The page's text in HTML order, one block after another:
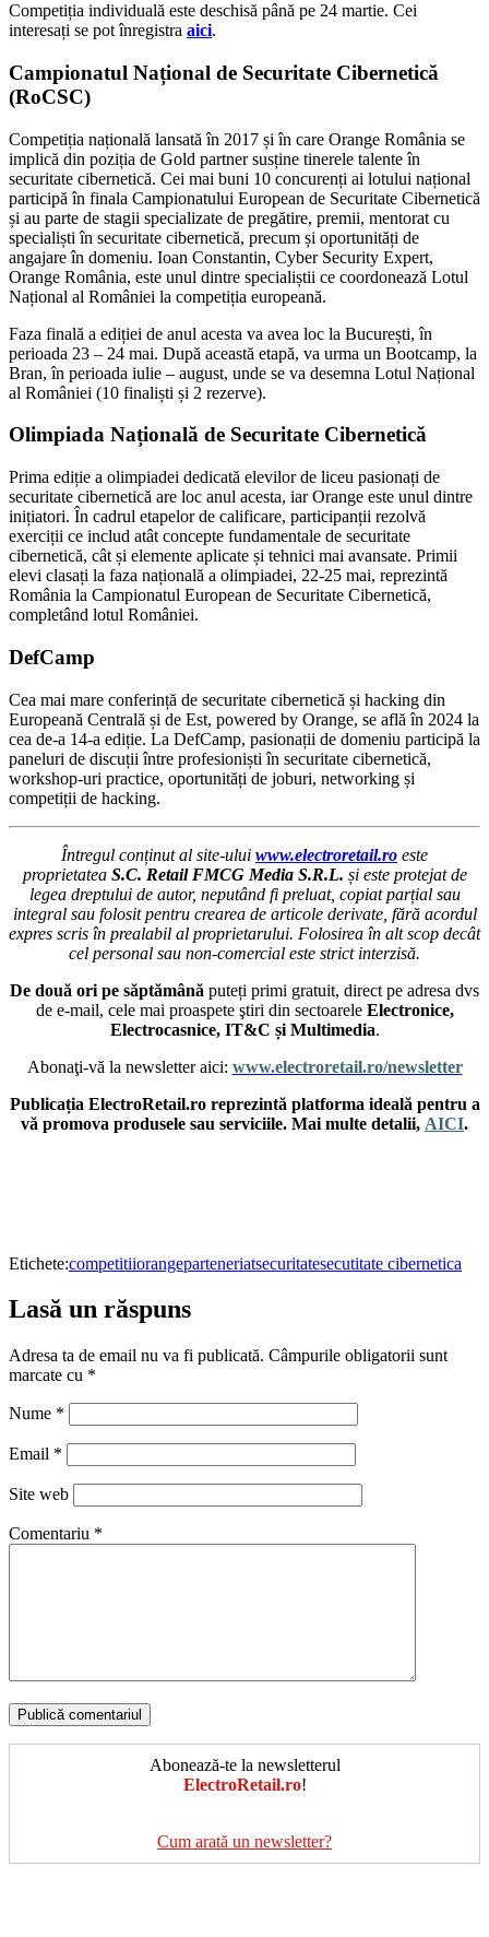
Competiția individuală este deschisă până pe 24 martie. Cei
interesați se pot înregistra aici.
Campionatul Național de Securitate Cibernetică
(RoCSC)
Competiția națională lansată în 2017 și în care Orange România se
implică din poziția de Gold partner susține tinerele talente în
securitate cibernetică. Cei mai buni 10 concurenți ai lotului național
participă în finala Campionatului European de Securitate Cibernetică
și au parte de stagii specializate de pregătire, premii, mentorat cu
specialiști în securitate cibernetică, precum și oportunități de
angajare în domeniu. Ioan Constantin, Cyber Security Expert,
Orange România, este unul dintre specialiștii ce coordonează Lotul
Național al României la competiția europeană.
Faza finală a ediției de anul acesta va avea loc la București, în
perioada 23 – 24 mai. După această etapă, va urma un Bootcamp, la
Bran, în perioada iulie – august, unde se va desemna Lotul Național
al României (10 finaliști și 2 rezerve).
Olimpiada Națională de Securitate Cibernetică
Prima ediție a olimpiadei dedicată elevilor de liceu pasionați de
securitate cibernetică are loc anul acesta, iar Orange este unul dintre
inițiatori. În cadrul etapelor de calificare, participanții rezolvă
exerciții ce includ atât concepte fundamentale de securitate
cibernetică, cât și elemente aplicate și tehnici mai avansate. Primii
elevi clasați la faza națională a olimpiadei, 22-25 mai, reprezintă
România la Campionatul European de Securitate Cibernetică,
completând lotul României.
DefCamp
Cea mai mare conferință de securitate cibernetică și hacking din
Europeană Centrală și de Est, powered by Orange, se află în 2024 la
cea de-a 14-a ediție. La DefCamp, pasionații de domeniu participă la
paneluri de discuții între profesioniști în securitate cibernetică,
workshop-uri practice, oportunități de joburi, networking și
competiții de hacking.
Întregul conținut al site-ului www.electroretail.ro este
proprietatea S.C. Retail FMCG Media S.R.L. și este protejat de
legea dreptului de autor, neputând fi preluat, copiat parțial sau
integral sau folosit pentru crearea de articole derivate, fără acordul
expres scris în prealabil al proprietarului. Folosirea în alt scop decât
cel personal sau non-comercial este strict interzisă.
De două ori pe săptămână puteți primi gratuit, direct pe adresa dvs
de e-mail, cele mai proaspete ştiri din sectoarele Electronice,
Electrocasnice, IT&C și Multimedia.
Abonaţi-vă la newsletter aici: www.electroretail.ro/newsletter
Publicația ElectroRetail.ro reprezintă platforma ideală pentru a
vă promova produsele sau serviciile. Mai multe detalii, AICI.
Etichete:competitiiorangeparteneriatsecuritatesecutitate cibernetica
Lasă un răspuns
Adresa ta de email nu va fi publicată. Câmpurile obligatorii sunt
marcate cu *
Nume *
Email *
Site web
Comentariu *
Abonează-te la newsletterul
ElectroRetail.ro!
Cum arată un newsletter?